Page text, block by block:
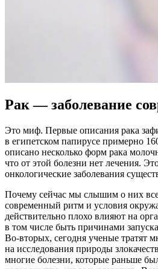
Рак — заболевание
Это миф. Первые описания рака
в египетском папирусе примерно
описано несколько форм рака
что от этой болезни нет лечения.
онкологические заболевания
Почему сейчас мы слышим о них
современный ритм и условия
действительно плохо влияют на
в том числе быть причинами
Во-вторых, сегодня ученые тратят
на исследования природы
многие болезни, которые раньше